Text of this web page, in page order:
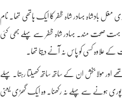
بادشاہ بہادر شاہ ظفر کا ایک ہاتھی تھا۔ نام
تھا بہت صحت مند۔ بہادر شاہ ظفر سے پہلے بھی کئی
کے علاوہ کسی کو پاس نہ آنے دیتا تھا۔
اور مولا بخش ان کے ساتھ ساتھ کھیلتا رہتا۔ پہلے
ہونے سے پہلے نہ رکھنا۔ وہ ایک گھڑی یعنی